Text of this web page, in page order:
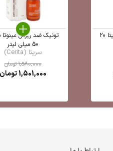
کرم تقویت کننده ابرو سریتا ۲۰
تونیک ضد ریزش مینوتا
50 میلی لیتر
سریتا (Cerita)
1,580,000تومان
1,501,000